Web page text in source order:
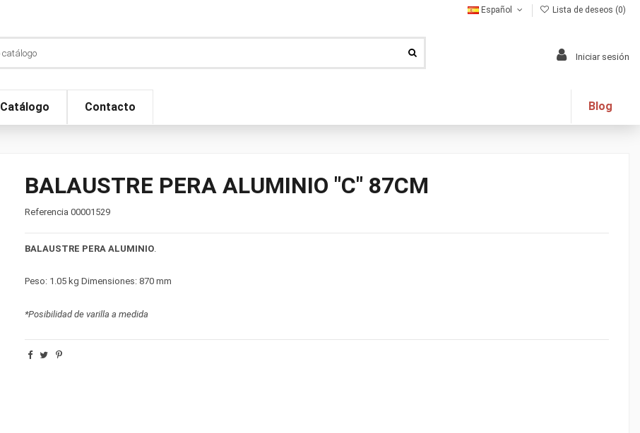
Español Lista de deseos (0)
Iniciar sesión
Catálogo Contacto Blog
BALAUSTRE PERA ALUMINIO "C" 87CM
Referencia 00001529
BALAUSTRE PERA ALUMINIO.
Peso: 1.05 kg Dimensiones: 870 mm
*Posibilidad de varilla a medida